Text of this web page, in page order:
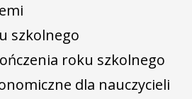
szkolnego
roku szkolnego
dla nauczycieli